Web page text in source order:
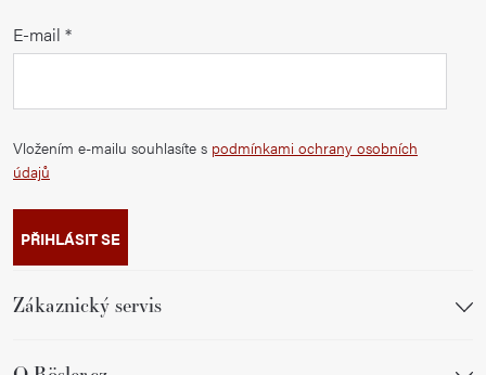
E-mail
Vložením e-mailu souhlasíte s podmínkami ochrany osobních
údajů
PŘIHLÁSIT SE
Zákaznický servis